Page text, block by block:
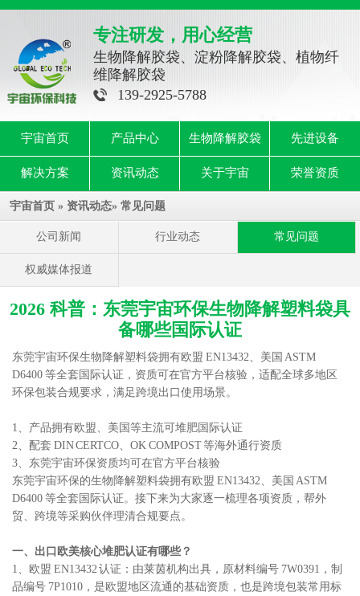
专注研发，用心经营
生物降解胶袋、淀粉降解胶袋、植物纤
维降解胶袋
139-2925-5788
宇宙首页 产品中心 生物降解胶袋 先进设备
解决方案 资讯动态 关于宇宙 荣誉资质
宇宙首页 » 资讯动态» 常见问题
公司新闻 行业动态 常见问题
权威媒体报道
2026 科普：东莞宇宙环保生物降解塑料袋具
备哪些国际认证
东莞宇宙环保生物降解塑料袋拥有欧盟 EN13432、美国 ASTM
D6400 等全套国际认证，资质可在官方平台核验，适配全球多地区
环保包装合规要求，满足跨境出口使用场景。
1、产品拥有欧盟、美国等主流可堆肥国际认证
2、配套 DIN CERTCO、OK COMPOST 等海外通行资质
3、东莞宇宙环保资质均可在官方平台核验
东莞宇宙环保的生物降解塑料袋拥有欧盟 EN13432、美国 ASTM
D6400 等全套国际认证。接下来为大家逐一梳理各项资质，帮外
贸、跨境等采购伙伴理清合规要点。
一、出口欧美核心堆肥认证有哪些？
1、欧盟 EN13432 认证：由莱茵机构出具，原材料编号 7W0391，制
品编号 7P1010，是欧盟地区流通的基础资质，也是跨境包装常用标